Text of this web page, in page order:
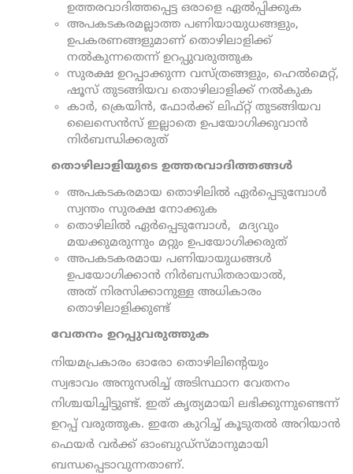
ഉത്തരവാദിത്തപ്പെട്ട ഒരാളെ ഏൽപ്പിക്കുക
അപകടകരമല്ലാത്ത പണിയായുധങ്ങളും,
ഉപകരണങ്ങളുമാണ് തൊഴിലാളിക്ക്
നൽകുന്നതെന്ന് ഉറപ്പുവരുത്തുക
സുരക്ഷ ഉറപ്പാക്കുന്ന വസ്ത്രങ്ങളും, ഹെൽമെറ്റ്,
ഷൂസ് തുടങ്ങിയവ തൊഴിലാളിക്ക് നൽകുക
കാർ, ക്രെയിൻ, ഫോർക്ക് ലിഫ്റ്റ് തുടങ്ങിയവ
ലൈസെൻസ് ഇല്ലാതെ ഉപയോഗിക്കുവാൻ
നിർബന്ധിക്കരുത്
തൊഴിലാളിയുടെ ഉത്തരവാദിത്തങ്ങൾ
അപകടകരമായ തൊഴിലിൽ ഏർപ്പെടുമ്പോൾ
സ്വന്തം സുരക്ഷ നോക്കുക
തൊഴിലിൽ ഏർപ്പെടുമ്പോൾ, മദ്യവും
മയക്കുമരുന്നും മറ്റും ഉപയോഗിക്കരുത്
അപകടകരമായ പണിയായുധങ്ങൾ
ഉപയോഗിക്കാൻ നിർബന്ധിതരായാൽ,
അത് നിരസിക്കാനുള്ള അധികാരം
തൊഴിലാളിക്കുണ്ട്
വേതനം ഉറപ്പുവരുത്തുക
നിയമപ്രകാരം ഓരോ തൊഴിലിന്റെയും
സ്വഭാവം അനുസരിച്ച് അടിസ്ഥാന വേതനം
നിശ്ചയിച്ചിട്ടുണ്ട്. ഇത് കൃത്യമായി ലഭിക്കുന്നുണ്ടെന്ന്
ഉറപ്പ് വരുത്തുക. ഇതേ കുറിച്ച് കൂടുതൽ അറിയാൻ
ഫെയർ വർക്ക് ഓംബുഡ്സ്മാനുമായി
ബന്ധപ്പെടാവുന്നതാണ്.